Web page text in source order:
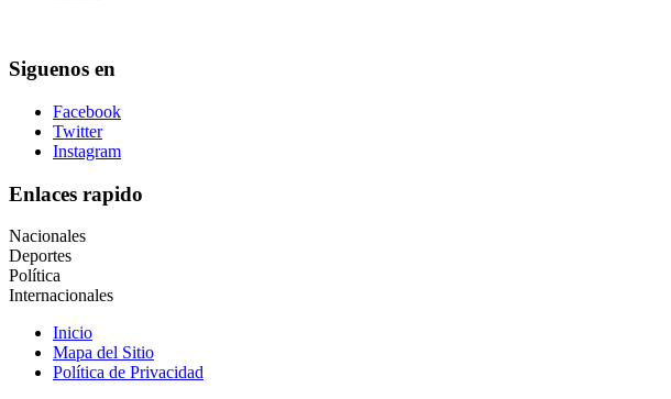
Siguenos en
Facebook
Twitter
Instagram
Enlaces rapido
Nacionales
Deportes
Política
Internacionales
Inicio
Mapa del Sitio
Política de Privacidad